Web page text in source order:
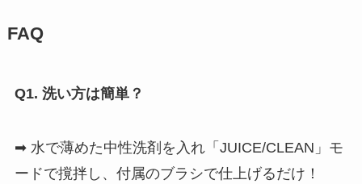
FAQ
Q1. 洗い方は簡単？
➡ 水で薄めた中性洗剤を入れ「JUICE/CLEAN」モ
ードで撹拌し、付属のブラシで仕上げるだけ！